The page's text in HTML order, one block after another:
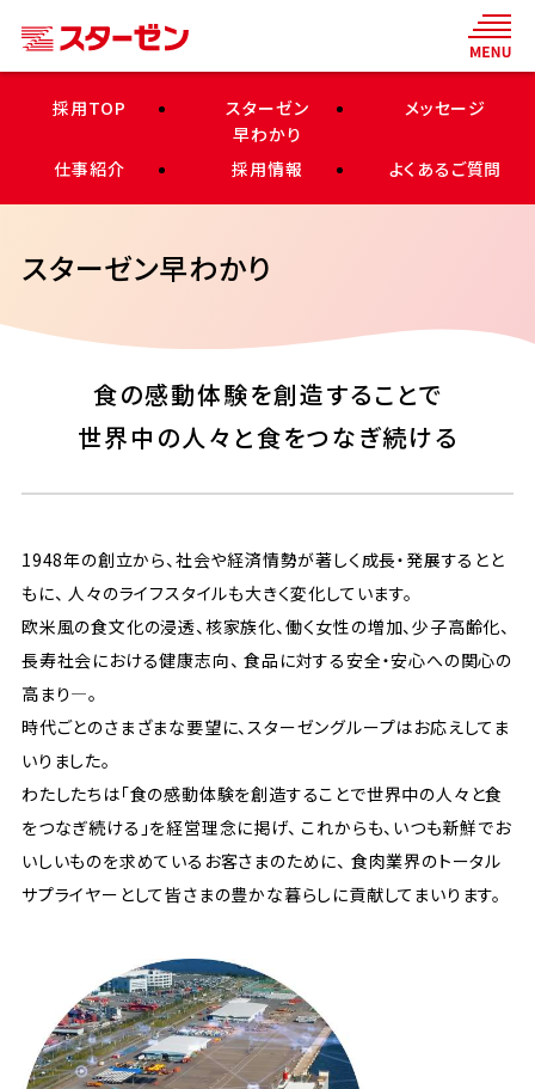
採用TOP
スターゼン
早わかり
メッセージ
仕事紹介 採用情報 よくあるご質問
スターゼン早わかり
食の感動体験を創造することで
世界中の人々と食をつなぎ続ける
1948年の創立から、社会や経済情勢が著しく成長・発展するとと
もに、 人々のライフスタイルも大きく変化しています。
欧米風の食文化の浸透、核家族化、働く女性の増加、少子高齢化、
長寿社会における健康志向、 食品に対する安全・安心への関心の
高まり―。
時代ごとのさまざまな要望に、スターゼングループはお応えしてま
いりました。
わたしたちは「食の感動体験を創造することで世界中の人々と食
をつなぎ続ける」を経営理念に掲げ、 これからも、いつも新鮮でお
いしいものを求めているお客さまのために、 食肉業界のトータル
サプライヤーとして皆さまの豊かな暮らしに貢献してまいります。